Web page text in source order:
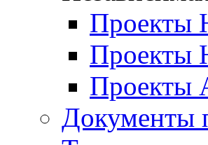
Проекты
Проекты
Проекты
Документы